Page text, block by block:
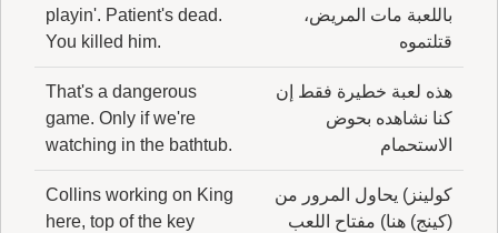
باللعبة مات المريض،
قتلتموه
playin'. Patient's dead.
You killed him.
هذه لعبة خطيرة فقط إن
كنا نشاهده بحوض
الاستحمام
That's a dangerous
game. Only if we're
watching in the bathtub.
كولينز) يحاول المرور من
(كينج) هنا) مفتاح اللعب
Collins working on King
here, top of the key